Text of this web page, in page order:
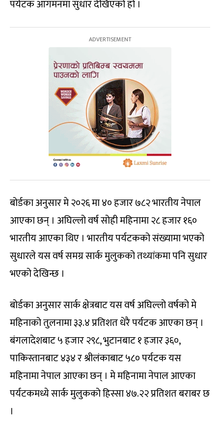
पर्यटक आगमनमा सुधार देखिएको हो ।
बोर्डका अनुसार मे २०२६ मा ४० हजार ७८२ भारतीय नेपाल
आएका छन् । अघिल्लो वर्ष सोही महिनामा २८ हजार १६०
भारतीय आएका थिए । भारतीय पर्यटकको संख्यामा भएको
सुधारले यस वर्ष समग्र सार्क मुलुकको तथ्यांकमा पनि सुधार
भएको देखिन्छ ।
बोर्डका अनुसार सार्क क्षेत्रबाट यस वर्ष अघिल्लो वर्षको मे
महिनाको तुलनामा ३३.४ प्रतिशत धेरै पर्यटक आएका छन् ।
बंगलादेशबाट ५ हजार २९८, भुटानबाट १ हजार ३६०,
पाकिस्तानबाट ४३४ र श्रीलंकाबाट ५८० पर्यटक यस
महिनामा नेपाल आएका छन् । मे महिनामा नेपाल आएका
पर्यटकमध्ये सार्क मुलुकको हिस्सा ४७.२२ प्रतिशत बराबर छ
।